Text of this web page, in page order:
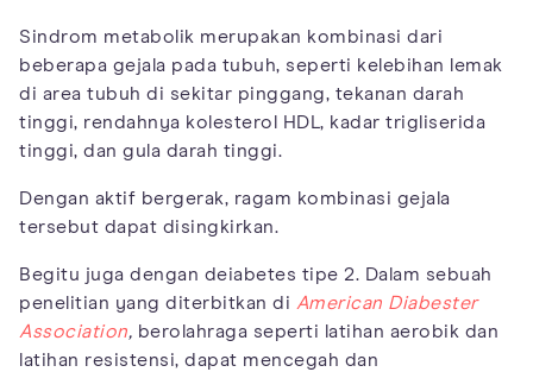
Sindrom metabolik merupakan kombinasi dari
beberapa gejala pada tubuh, seperti kelebihan lemak
di area tubuh di sekitar pinggang, tekanan darah
tinggi, rendahnya kolesterol HDL, kadar trigliserida
tinggi, dan gula darah tinggi.
Dengan aktif bergerak, ragam kombinasi gejala
tersebut dapat disingkirkan.
Begitu juga dengan deiabetes tipe 2. Dalam sebuah
penelitian yang diterbitkan di American Diabester
Association, berolahraga seperti latihan aerobik dan
latihan resistensi, dapat mencegah dan